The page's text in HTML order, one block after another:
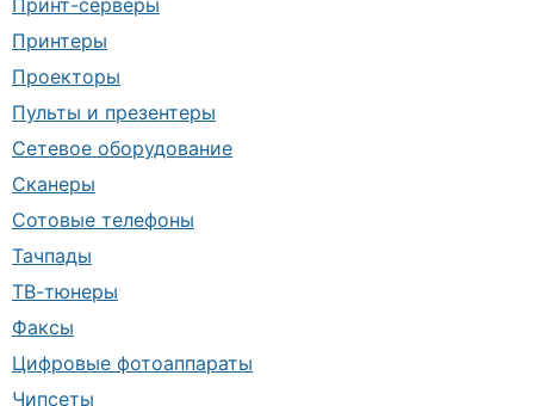
Принт-серверы
Принтеры
Проекторы
Пульты и презентеры
Сетевое оборудование
Сканеры
Сотовые телефоны
Тачпады
ТВ-тюнеры
Факсы
Цифровые фотоаппараты
Чипсеты